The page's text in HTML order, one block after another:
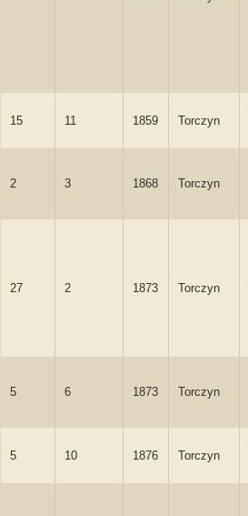
15 11 1859 Torczyn
2 3 1868 Torczyn
27 2 1873 Torczyn
5 6 1873 Torczyn
5 10 1876 Torczyn